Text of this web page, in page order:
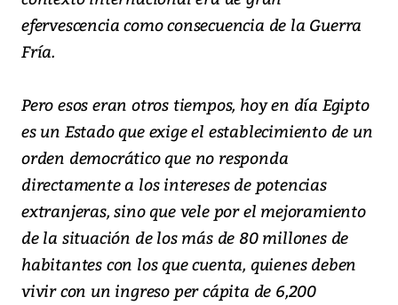
efervescencia como consecuencia de la Guerra
Fría.
Pero esos eran otros tiempos, hoy en día Egipto
es un Estado que exige el establecimiento de un
orden democrático que no responda
directamente a los intereses de potencias
extranjeras, sino que vele por el mejoramiento
de la situación de los más de 80 millones de
habitantes con los que cuenta, quienes deben
vivir con un ingreso per cápita de 6,200